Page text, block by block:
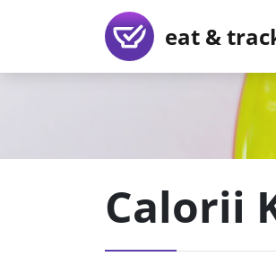
eat &
Calorii